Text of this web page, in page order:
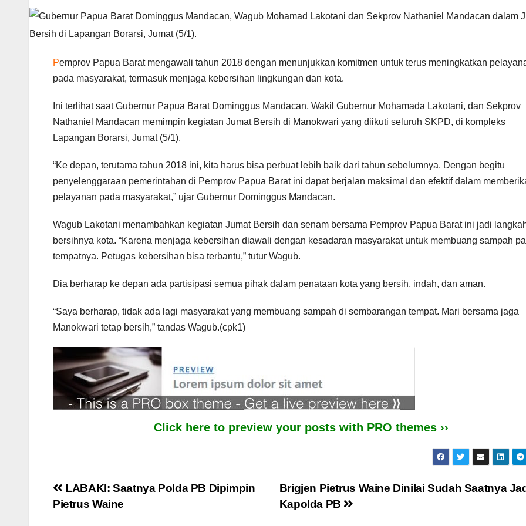
Pemprov Papua Barat mengawali tahun 2018 dengan menunjukkan komitmen untuk terus meningkatkan
pada masyarakat, termasuk menjaga kebersihan lingkungan dan kota.
Ini terlihat saat Gubernur Papua Barat Dominggus Mandacan, Wakil Gubernur Mohamada Lakotani, dan Sekprov
Nathaniel Mandacan memimpin kegiatan Jumat Bersih di Manokwari yang diikuti seluruh SKPD, di kompleks
Lapangan Borarsi, Jumat (5/1).
“Ke depan, terutama tahun 2018 ini, kita harus bisa perbuat lebih baik dari tahun sebelumnya. Dengan begitu
penyelenggaraan pemerintahan di Pemprov Papua Barat ini dapat berjalan maksimal dan efektif dalam
pelayanan pada masyarakat,” ujar Gubernur Dominggus Mandacan.
Wagub Lakotani menambahkan kegiatan Jumat Bersih dan senam bersama Pemprov Papua Barat ini jadi
bersihnya kota. “Karena menjaga kebersihan diawali dengan kesadaran masyarakat untuk membuang sampah
tempatnya. Petugas kebersihan bisa terbantu,” tutur Wagub.
Dia berharap ke depan ada partisipasi semua pihak dalam penataan kota yang bersih, indah, dan aman.
“Saya berharap, tidak ada lagi masyarakat yang membuang sampah di sembarangan tempat. Mari bersama jaga
Manokwari tetap bersih,” tandas Wagub.(cpk1)
Click here to preview your posts with PRO themes ››
Post
Brigjen Pietrus Waine Dinilai Sudah Saatnya
Kapolda PB
LABAKI: Saatnya Polda PB Dipimpin
Pietrus Waine